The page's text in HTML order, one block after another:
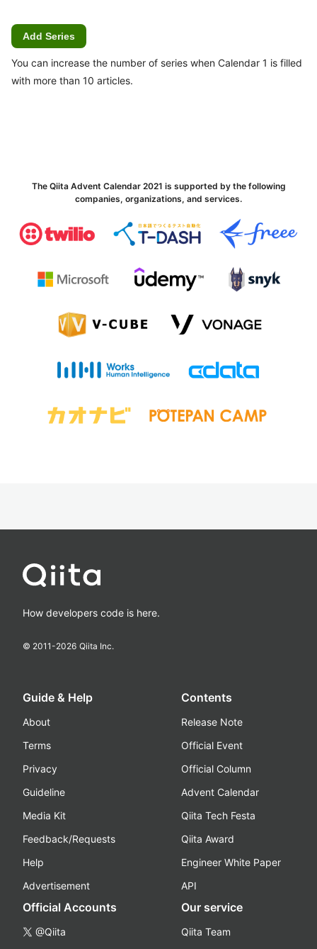
Add Series
You can increase the number of series when Calendar 1 is filled
with more than 10 articles.
The Qiita Advent Calendar 2021 is supported by the following
companies, organizations, and services.
How developers code is here.
© 2011-2026 Qiita Inc.
Guide & Help
About
Terms
Privacy
Guideline
Media Kit
Feedback/Requests
Help
Advertisement
Contents
Release Note
Official Event
Official Column
Advent Calendar
Qiita Tech Festa
Qiita Award
Engineer White Paper
API
Official Accounts
@Qiita
Our service
Qiita Team